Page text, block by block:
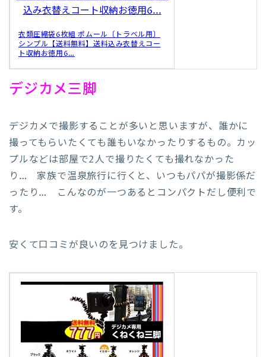
衣類圧縮袋6枚組 ポムール〔トラベル用〕
シンプル【送料無料】送料込み衣替えコー
ト収納お徳用6…
デジカメ三脚
デジカメで撮影することが多いと思いますが、誰かに
撮ってもらいたくても誰もいなかったりするもの。カッ
プルなどは部屋で2人で撮りたくても撮れなかった
り… 家族で温泉旅行に行くと、いつもパパが撮影係だ
ったり… こんなのが一つあるとコンパクトだし便利で
す。
安くて口コミが良いのを見つけました。